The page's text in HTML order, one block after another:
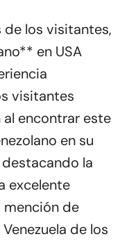
de los visitantes,
en USA
visitantes
encontrar este
en su
la
excelente
mención de
de los